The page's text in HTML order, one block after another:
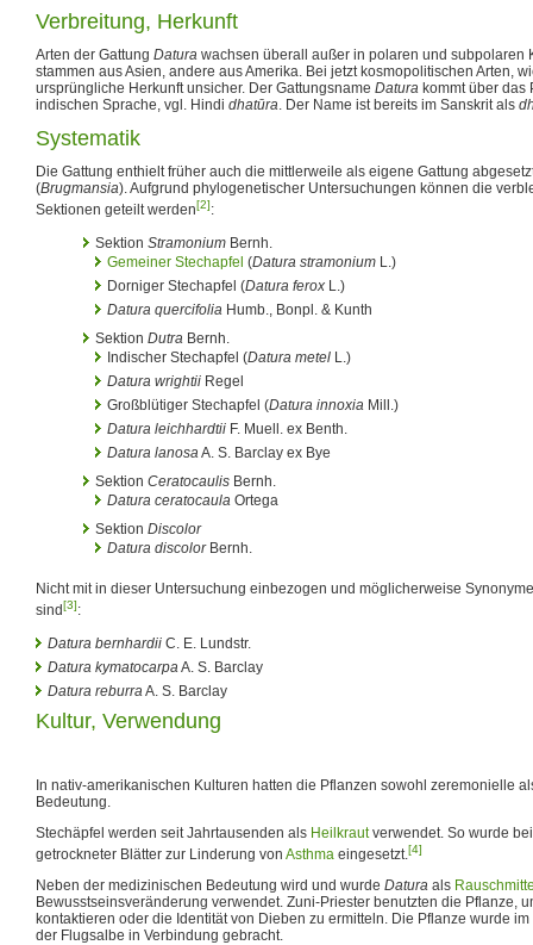
Verbreitung, Herkunft
Arten der Gattung Datura wachsen überall außer in polaren und subpolaren
stammen aus Asien, andere aus Amerika. Bei jetzt kosmopolitischen Arten,
ursprüngliche Herkunft unsicher. Der Gattungsname Datura kommt über das
indischen Sprache, vgl. Hindi dhatūra. Der Name ist bereits im Sanskrit als
Systematik
Die Gattung enthielt früher auch die mittlerweile als eigene Gattung
(Brugmansia). Aufgrund phylogenetischer Untersuchungen können die
Sektionen geteilt werden[2]:
Sektion Stramonium Bernh.
Gemeiner Stechapfel (Datura stramonium L.)
Dorniger Stechapfel (Datura ferox L.)
Datura quercifolia Humb., Bonpl. & Kunth
Sektion Dutra Bernh.
Indischer Stechapfel (Datura metel L.)
Datura wrightii Regel
Großblütiger Stechapfel (Datura innoxia Mill.)
Datura leichhardtii F. Muell. ex Benth.
Datura lanosaA. S. Barclay ex Bye
Sektion Ceratocaulis Bernh.
Datura ceratocaula Ortega
Sektion Discolor
Datura discolor Bernh.
Nicht mit in dieser Untersuchung einbezogen und möglicherweise
sind[3]:
Datura bernhardii C. E. Lundstr.
Datura kymatocarpaA. S. Barclay
Datura reburraA. S. Barclay
Kultur, Verwendung
In nativ-amerikanischen Kulturen hatten die Pflanzen sowohl zeremonielle
Bedeutung.
Stechäpfel werden seit Jahrtausenden als Heilkrautverwendet. So wurde
getrockneter Blätter zur Linderung von Asthma eingesetzt.[4]
Neben der medizinischen Bedeutung wird und wurde Datura als
Bewusstseinsveränderung verwendet. Zuni-Priester benutzten die Pflanze,
kontaktieren oder die Identität von Dieben zu ermitteln. Die Pflanze wurde
der Flugsalbe in Verbindung gebracht.